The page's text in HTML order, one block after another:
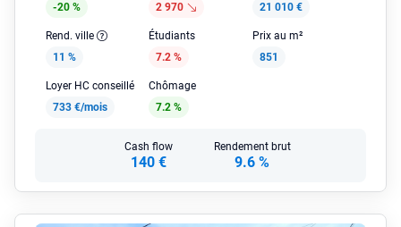
-20 %
2 970
21 010 €
Rend. ville
11 %
Étudiants
7.2 %
Prix au m²
851
Loyer HC conseillé
733 €/mois
Chômage
7.2 %
Cash flow
140 €
Rendement brut
9.6 %